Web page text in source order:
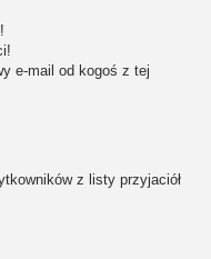
e-mail od kogoś z tej
z listy przyjaciół